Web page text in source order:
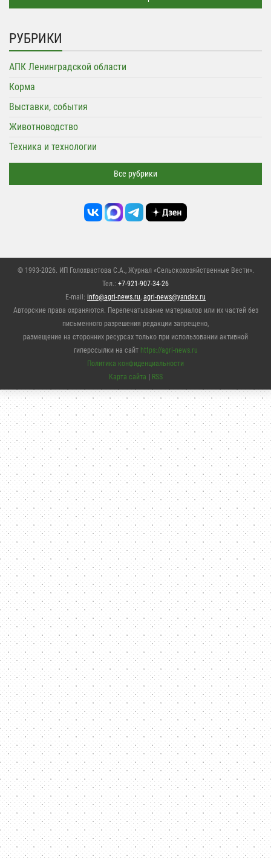
РУБРИКИ
АПК Ленинградской области
Корма
Выставки, события
Животноводство
Техника и технологии
Все рубрики
© 1993-2026. ИП Голохвастова С.А., Журнал «Сельскохозяйственные Вести».
Тел.: +7-921-907-34-26
E-mail: info@agri-news.ru, agri-news@yandex.ru
Авторские права охраняются. Перепечатывание материалов или их частей без
письменного разрешения редакции запрещено,
размещение на сторонних ресурсах только при использовании активной
гиперссылки на сайт https://agri-news.ru
Политика конфиденциальности
Карта сайта
RSS